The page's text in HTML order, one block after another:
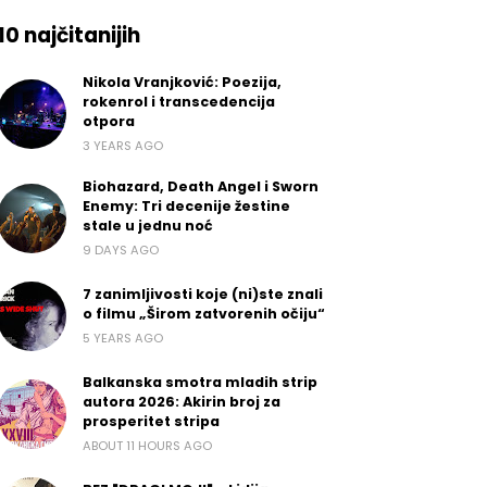
najčitanijih
Nikola Vranjković: Poezija,
rokenrol i transcedencija
otpora
3 YEARS AGO
Biohazard, Death Angel i Sworn
Enemy: Tri decenije žestine
stale u jednu noć
9 DAYS AGO
7 zanimljivosti koje (ni)ste znali
o filmu „Širom zatvorenih očiju“
5 YEARS AGO
Balkanska smotra mladih strip
autora 2026: Akirin broj za
prosperitet stripa
ABOUT 11 HOURS AGO